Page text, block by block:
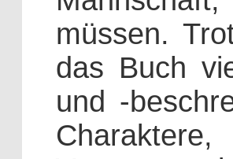
müssen.
das Buch
und -